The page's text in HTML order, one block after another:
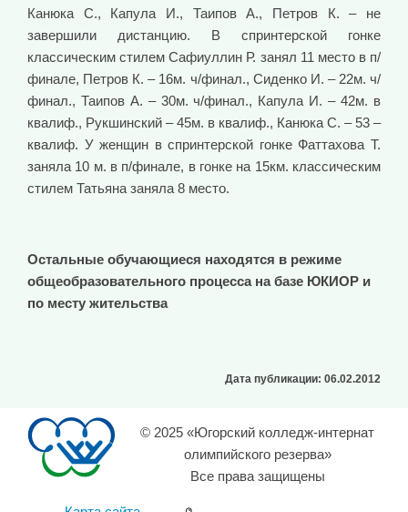
Канюка С., Капула И., Таипов А., Петров К. – не
завершили дистанцию. В спринтерской гонке
классическим стилем Сафиуллин Р. занял 11 место в п/
финале, Петров К. – 16м. ч/финал., Сиденко И. – 22м. ч/
финал., Таипов А. – 30м. ч/финал., Капула И. – 42м. в
квалиф., Рукшинский – 45м. в квалиф., Канюка С. – 53 –
квалиф. У женщин в спринтерской гонке Фаттахова Т.
заняла 10 м. в п/финале, в гонке на 15км. классическим
стилем Татьяна заняла 8 место.
Остальные обучающиеся находятся в режиме
общеобразовательного процесса на базе ЮКИОР и
по месту жительства
Дата публикации: 06.02.2012
© 2025 «Югорский колледж-интернат
олимпийского резерва»
Все права защищены